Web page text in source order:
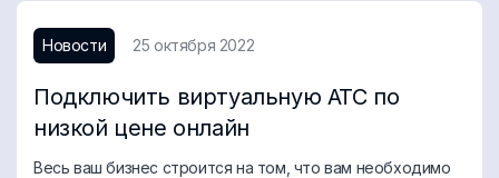
Новости 25 октября 2022
Подключить виртуальную АТС по
низкой цене онлайн
Весь ваш бизнес строится на том, что вам необходимо